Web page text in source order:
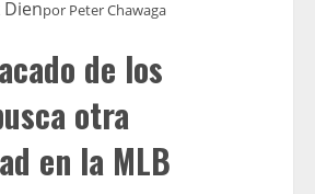
por Peter Chawaga
de los
otra
en la MLB